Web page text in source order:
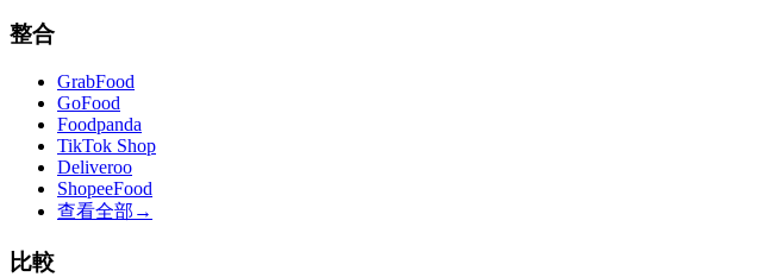
整合
GrabFood
GoFood
Foodpanda
TikTok Shop
Deliveroo
ShopeeFood
查看全部 →
比較